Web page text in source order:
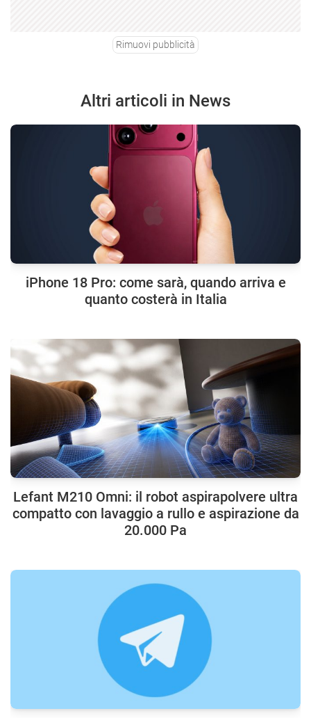
Rimuovi pubblicità
Altri articoli in News
iPhone 18 Pro: come sarà, quando arriva e
quanto costerà in Italia
Lefant M210 Omni: il robot aspirapolvere ultra
compatto con lavaggio a rullo e aspirazione da
20.000 Pa